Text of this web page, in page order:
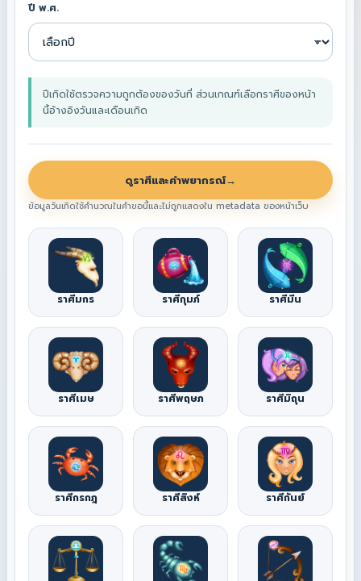
ปี พ.ศ.
ปีเกิดใช้ตรวจความถูกต้องของวันที่ ส่วนเกณฑ์เลือกราศีของหน้า
นี้อ้างอิงวันและเดือนเกิด
ดูราศีและคำพยากรณ์→
ข้อมูลวันเกิดใช้คำนวณในคำขอนี้และไม่ถูกแสดงใน metadata ของหน้าเว็บ
ราศีมกร ราศีกุมภ์ ราศีมีน
ราศีเมษ ราศีพฤษภ ราศีมิถุน
ราศีกรกฎ ราศีสิงห์ ราศีกันย์